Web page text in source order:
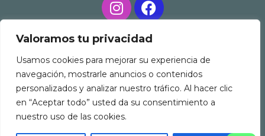
Valoramos tu privacidad
Usamos cookies para mejorar su experiencia de
navegación, mostrarle anuncios o contenidos
personalizados y analizar nuestro tráfico. Al hacer clic
en “Aceptar todo” usted da su consentimiento a
nuestro uso de las cookies.